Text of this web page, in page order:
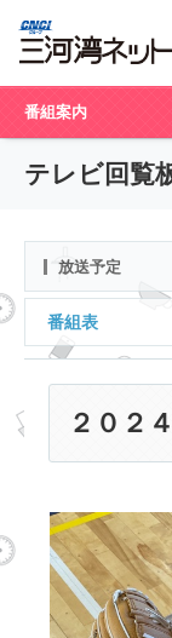
番組案内
テレビ回覧
放送予定
番組表
２０２